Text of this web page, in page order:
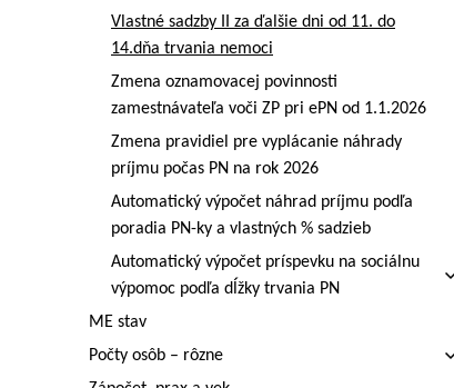
Vlastné sadzby II za ďalšie dni od 11. do
14.dňa trvania nemoci
Zmena oznamovacej povinnosti
zamestnávateľa voči ZP pri ePN od 1.1.2026
Zmena pravidiel pre vyplácanie náhrady
príjmu počas PN na rok 2026
Automatický výpočet náhrad príjmu podľa
poradia PN-ky a vlastných % sadzieb
Automatický výpočet príspevku na sociálnu
výpomoc podľa dĺžky trvania PN
ME stav
Počty osôb – rôzne